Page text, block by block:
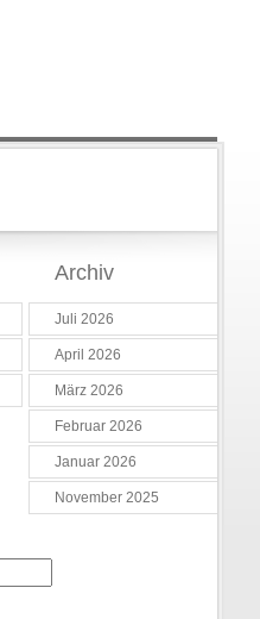
Archiv
Juli 2026
April 2026
März 2026
Februar 2026
Januar 2026
November 2025